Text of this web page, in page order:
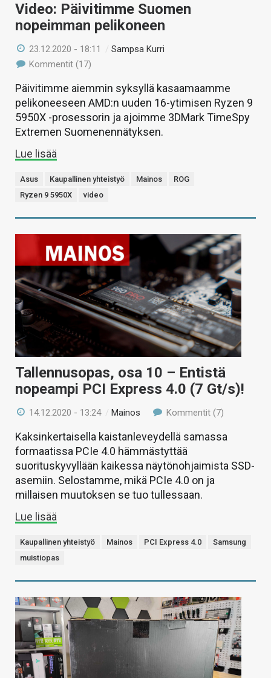
Video: Päivitimme Suomen
nopeimman pelikoneen
23.12.2020 - 18:11 /Sampsa Kurri
Kommentit (17)
Päivitimme aiemmin syksyllä kasaamaamme
pelikoneeseen AMD:n uuden 16-ytimisen Ryzen 9
5950X -prosessorin ja ajoimme 3DMark TimeSpy
Extremen Suomenennätyksen.
Lue lisää
Asus Kaupallinen yhteistyö Mainos
ROG
Ryzen 9 5950X
video
Tallennusopas, osa 10 – Entistä
nopeampi PCI Express 4.0 (7 Gt/s)!
14.12.2020 - 13:24 /Mainos Kommentit (7)
Kaksinkertaisella kaistanleveydellä samassa
formaatissa PCIe 4.0 hämmästyttää
suorituskyvyllään kaikessa näytönohjaimista SSD-
asemiin. Selostamme, mikä PCIe 4.0 on ja
millaisen muutoksen se tuo tullessaan.
Lue lisää
Kaupallinen yhteistyö Mainos PCI Express 4.0
Samsung
muistiopas